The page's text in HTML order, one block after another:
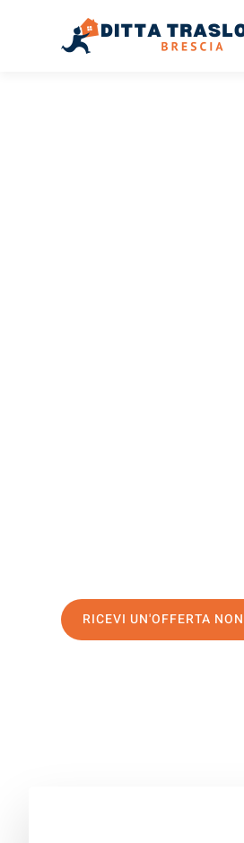
RICEVI UN'OFFERTA